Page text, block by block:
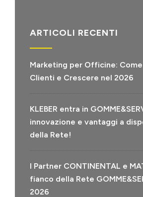
ARTICOLI RECENTI
Marketing per Officine:
Clienti e Crescere nel 2026
KLEBER entra in
innovazione e vantaggi a
della Rete!
I Partner CONTINENTAL e
fianco della Rete
2026